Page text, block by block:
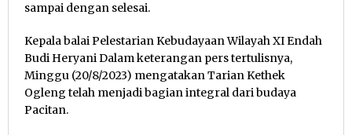
sampai dengan selesai.
Kepala balai Pelestarian Kebudayaan Wilayah XI Endah
Budi Heryani Dalam keterangan pers tertulisnya,
Minggu (20/8/2023) mengatakan Tarian Kethek
Ogleng telah menjadi bagian integral dari budaya
Pacitan.